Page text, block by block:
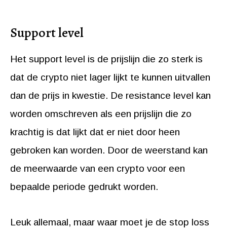
Support level
Het support level is de prijslijn die zo sterk is
dat de crypto niet lager lijkt te kunnen uitvallen
dan de prijs in kwestie. De resistance level kan
worden omschreven als een prijslijn die zo
krachtig is dat lijkt dat er niet door heen
gebroken kan worden. Door de weerstand kan
de meerwaarde van een crypto voor een
bepaalde periode gedrukt worden.
Leuk allemaal, maar waar moet je de stop loss